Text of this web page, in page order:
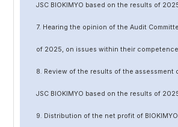
JSC BIOKIMYO based on the results of 202
7. Hearing the opinion of the Audit
of 2025, on issues within their
8. Review of the results of the
JSC BIOKIMYO based on the results of 202
9. Distribution of the net profit of